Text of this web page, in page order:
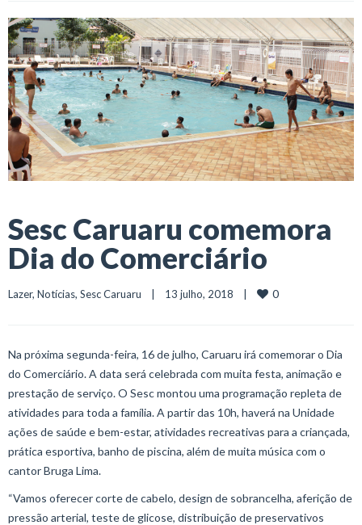
Sesc Caruaru comemora
Dia do Comerciário
Lazer, Notícias, Sesc Caruaru
    |    13 julho, 2018    |
0
Na próxima segunda-feira, 16 de julho, Caruaru irá comemorar o Dia
do Comerciário. A data será celebrada com muita festa, animação e
prestação de serviço. O Sesc montou uma programação repleta de
atividades para toda a família. A partir das 10h, haverá na Unidade
ações de saúde e bem-estar, atividades recreativas para a criançada,
prática esportiva, banho de piscina, além de muita música com o
cantor Bruga Lima.
“Vamos oferecer corte de cabelo, design de sobrancelha, aferição de
pressão arterial, teste de glicose, distribuição de preservativos